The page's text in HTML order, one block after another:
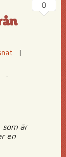
|
·
som är
en
0